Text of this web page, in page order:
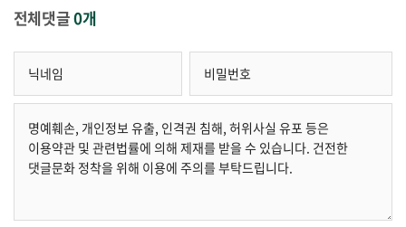
전체댓글0개